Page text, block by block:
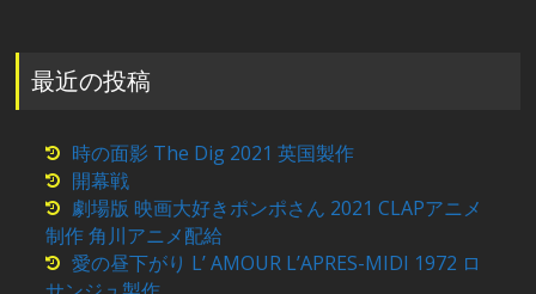
最近の投稿
時の面影 The Dig 2021 英国製作
開幕戦
劇場版 映画大好きポンポさん 2021 CLAPアニメ
制作 角川アニメ配給
愛の昼下がり L’ AMOUR L’APRES-MIDI 1972 ロ